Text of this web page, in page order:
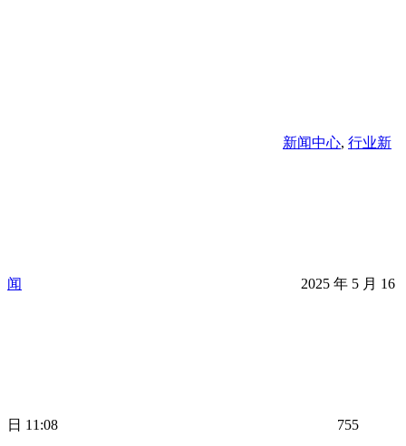
新闻中心, 行业新
闻 2025 年 5 月 16
日 11:08 755